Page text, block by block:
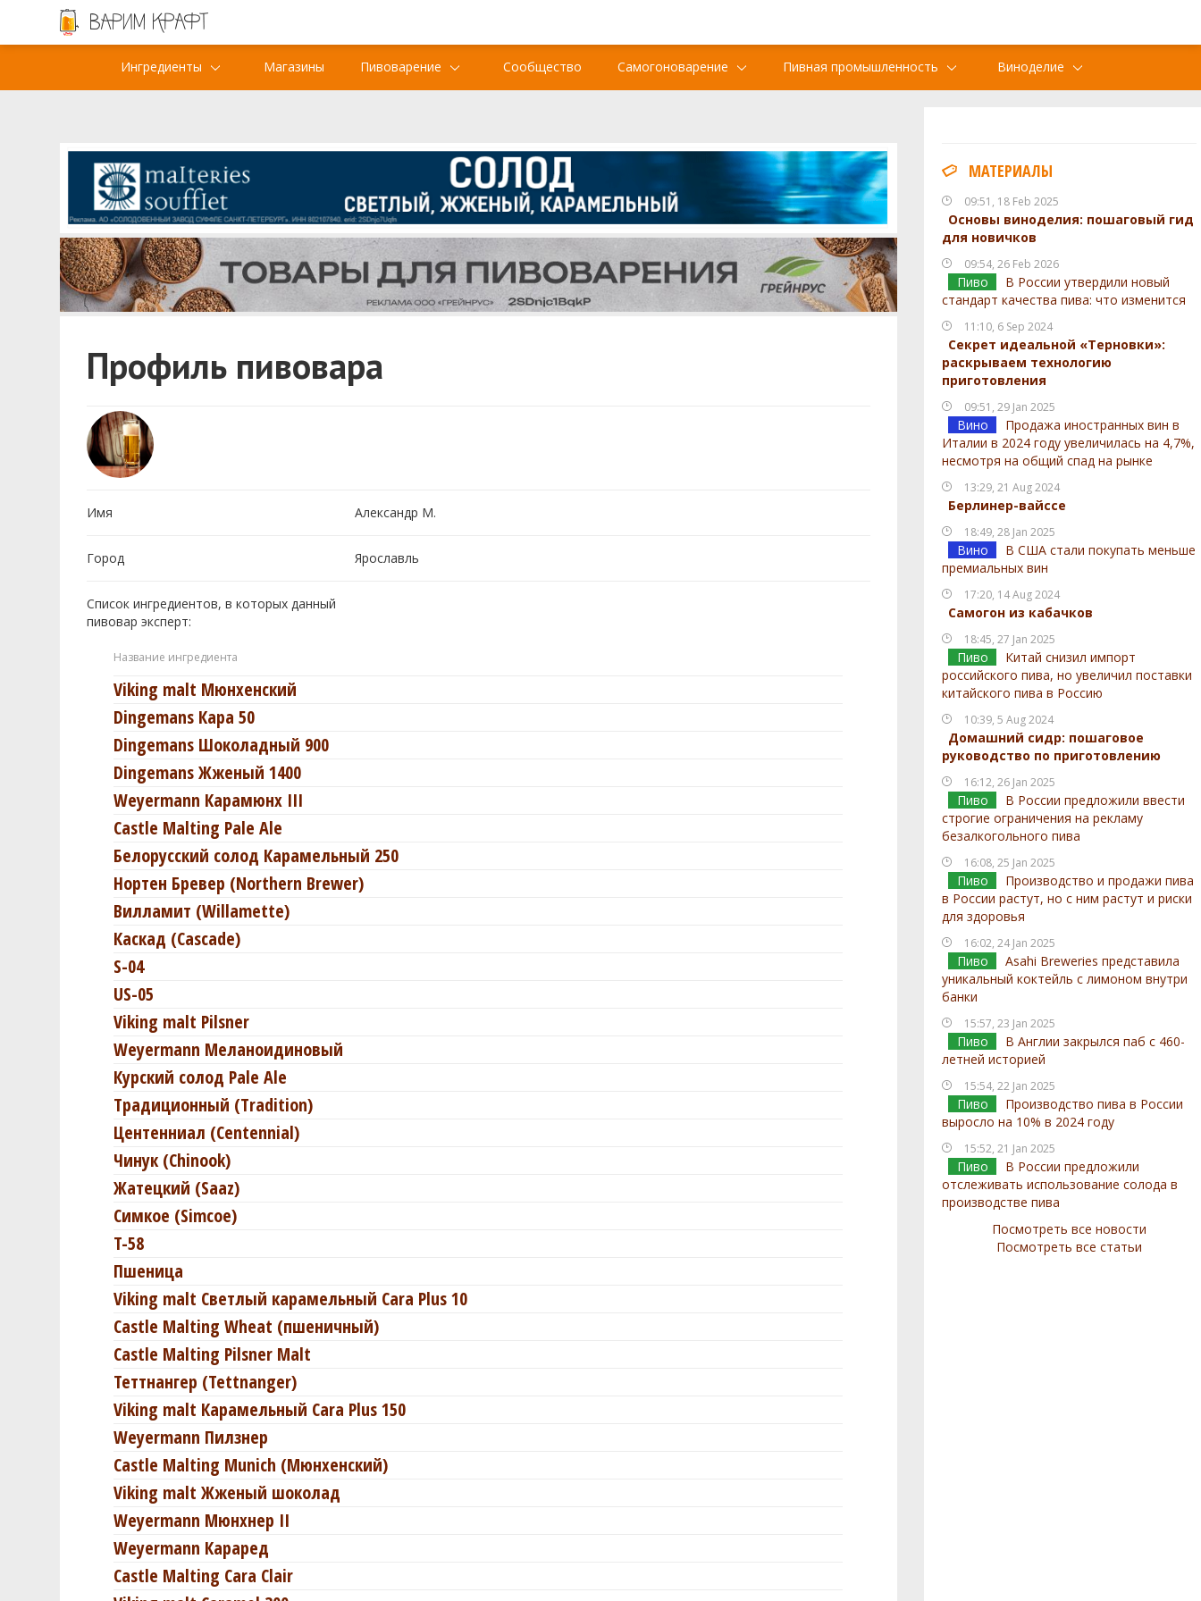
Ингредиенты Магазины Пивоварение Сообщество Самогоноварение Пивная промышленность Виноделие
МАТЕРИАЛЫ
09:51, 18 Feb 2025
Основы виноделия: пошаговый гид
для новичков
09:54, 26 Feb 2026
Пиво
В России утвердили новый
стандарт качества пива: что изменится
11:10, 6 Sep 2024
Секрет идеальной «Терновки»:
раскрываем технологию
приготовления
09:51, 29 Jan 2025
Вино
Продажа иностранных вин в
Италии в 2024 году увеличилась на 4,7%,
несмотря на общий спад на рынке
13:29, 21 Aug 2024
Берлинер-вайссе
18:49, 28 Jan 2025
Вино
В США стали покупать меньше
премиальных вин
17:20, 14 Aug 2024
Самогон из кабачков
18:45, 27 Jan 2025
Пиво
Китай снизил импорт
российского пива, но увеличил поставки
китайского пива в Россию
10:39, 5 Aug 2024
Домашний сидр: пошаговое
руководство по приготовлению
16:12, 26 Jan 2025
Пиво
В России предложили ввести
строгие ограничения на рекламу
безалкогольного пива
16:08, 25 Jan 2025
Пиво
Производство и продажи пива
в России растут, но с ним растут и риски
для здоровья
16:02, 24 Jan 2025
Пиво
Asahi Breweries представила
уникальный коктейль с лимоном внутри
банки
15:57, 23 Jan 2025
Пиво
В Англии закрылся паб с 460-
летней историей
15:54, 22 Jan 2025
Пиво
Производство пива в России
выросло на 10% в 2024 году
15:52, 21 Jan 2025
Пиво
В России предложили
отслеживать использование солода в
производстве пива
Посмотреть все новости
Посмотреть все статьи
Профиль пивовара
Имя Александр М.
Город Ярославль
Список ингредиентов, в которых данный
пивовар эксперт:
Название ингредиента
Viking malt Мюнхенский
Dingemans Кара 50
Dingemans Шоколадный 900
Dingemans Жженый 1400
Weyermann Карамюнх III
Castle Malting Pale Ale
Белорусский солод Карамельный 250
Нортен Бревер (Northern Brewer)
Вилламит (Willamette)
Каскад (Cascade)
S-04
US-05
Viking malt Pilsner
Weyermann Меланоидиновый
Курский солод Pale Ale
Традиционный (Tradition)
Центенниал (Centennial)
Чинук (Chinook)
Жатецкий (Saaz)
Симкое (Simcoe)
T-58
Пшеница
Viking malt Светлый карамельный Cara Plus 10
Castle Malting Wheat (пшеничный)
Castle Malting Pilsner Malt
Теттнангер (Tettnanger)
Viking malt Карамельный Cara Plus 150
Weyermann Пилзнер
Castle Malting Munich (Мюнхенский)
Viking malt Жженый шоколад
Weyermann Мюнхнер II
Weyermann Караред
Castle Malting Cara Clair